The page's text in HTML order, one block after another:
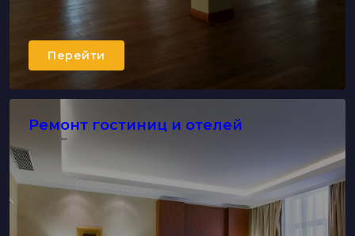
Перейти
Ремонт гостиниц и отелей